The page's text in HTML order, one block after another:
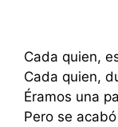
Cada quien,
Cada quien,
Éramos una
Pero se